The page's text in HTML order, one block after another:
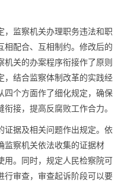
，监察机关办理职务违法和职
相配合、互相制约。修改后的
机关的办案程序衔接作了原则
，结合监察体制改革的实践经
四个方面作了细化规定，确保
接，提高反腐败工作合力。
证据及相关问题作出规定。依
监察机关依法收集的证据材
用。同时，规定人民检察院可
行审查，审查起诉阶段可以要